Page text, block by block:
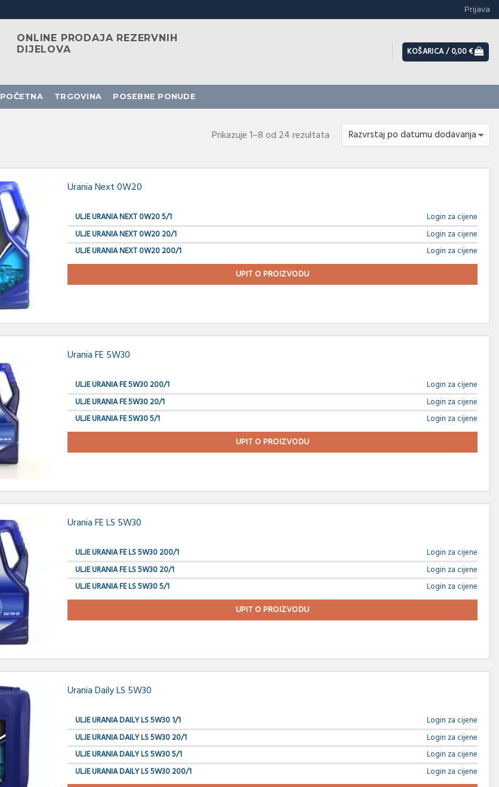
Prijava
ONLINE PRODAJA REZERVNIH
DIJELOVA
KOŠARICA /0,00€
POČETNA TRGOVINA POSEBNE PONUDE
Prikazuje 1–8 od 24 rezultata
Urania Next 0W20
ULJE URANIA NEXT 0W20 5/1
Login za cijene
ULJE URANIA NEXT 0W20 20/1
Login za cijene
ULJE URANIA NEXT 0W20 200/1
Login za cijene
UPIT O PROIZVODU
Urania FE 5W30
ULJE URANIA FE 5W30 200/1
Login za cijene
ULJE URANIA FE 5W30 20/1
Login za cijene
ULJE URANIA FE 5W30 5/1
Login za cijene
UPIT O PROIZVODU
Urania FE LS 5W30
ULJE URANIA FE LS 5W30 200/1
Login za cijene
ULJE URANIA FE LS 5W30 20/1
Login za cijene
ULJE URANIA FE LS 5W30 5/1
Login za cijene
UPIT O PROIZVODU
Urania Daily LS 5W30
ULJE URANIA DAILY LS 5W30 1/1
Login za cijene
ULJE URANIA DAILY LS 5W30 20/1
Login za cijene
ULJE URANIA DAILY LS 5W30 5/1
Login za cijene
ULJE URANIA DAILY LS 5W30 200/1
Login za cijene